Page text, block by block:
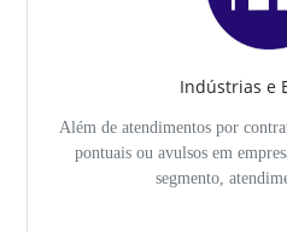
Indústrias e
Além de atendimentos por
pontuais ou avulsos em
segmento,